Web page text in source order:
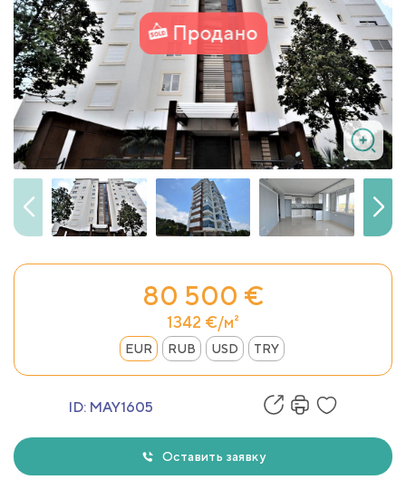
Продано
80 500 €
1342 €/м²
EUR RUB USD TRY
ID: MAY1605
Оставить заявку